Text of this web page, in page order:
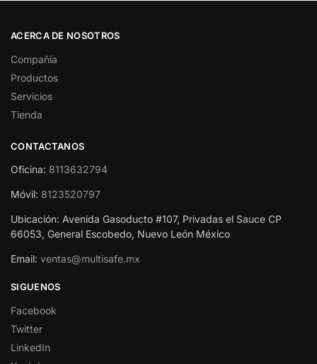
ACERCA DE NOSOTROS
Compañía
Productos
Servicios
Tienda
CONTACTANOS
Oficina: 8113632794
Móvil: 8123520797
Ubicación: Avenida Gasoducto #107, Privadas el Sauce CP
66053, General Escobedo, Nuevo León México
Email: ventas@multisafe.mx
SIGUENOS
Facebook
Twitter
LinkedIn